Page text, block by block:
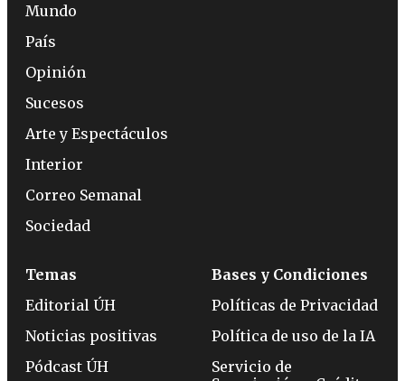
Mundo
País
Opinión
Sucesos
Arte y Espectáculos
Interior
Correo Semanal
Sociedad
Temas
Editorial ÚH
Noticias positivas
Pódcast ÚH
Bases y Condiciones
Políticas de Privacidad
Política de uso de la IA
Servicio de